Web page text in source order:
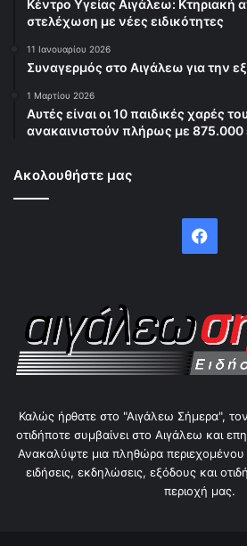
Κέντρο Υγείας Αιγάλεω: Κτηριακή
στελέχωση με νέες ειδικότητες
11 Ιανουαρίου 2026
Συναγερμός στο Αιγάλεω για την
1 Μαρτίου 2026
Αυτές είναι οι 10 παιδικές χαρές
ανακαινιστούν πλήρως με
Ακολουθήστε μας
Καλώς ήρθατε στο "Αιγάλεω Σήμερα",
οτιδήποτε συμβαίνει στο Αιγάλεω και
Ανακαλύψτε μια πληθώρα περιεχομένου
ειδήσεις, εκδηλώσεις, εξόδους και
περιοχή μας.